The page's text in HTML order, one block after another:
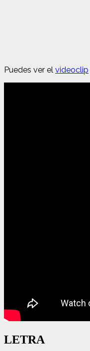
Puedes ver el videoclip
LETRA